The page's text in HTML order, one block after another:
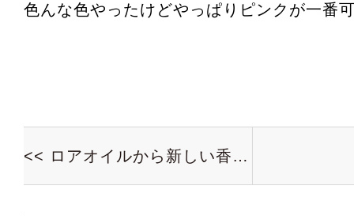
色んな色やったけどやっぱりピンクが一番
<< ロアオイルから新しい香りです！！！